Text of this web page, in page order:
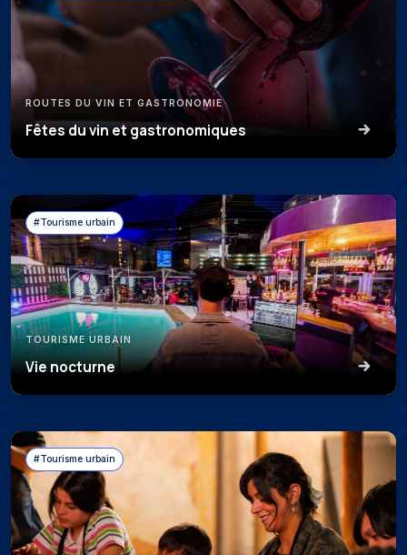
ROUTES DU VIN ET GASTRONOMIE
Fêtes du vin et gastronomiques
#Tourisme urbain
TOURISME URBAIN
Vie nocturne
#Tourisme urbain